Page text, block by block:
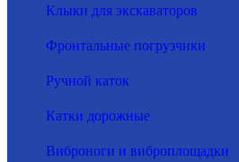
Клыки для экскаваторов
Фронтальные погрузчики
Ручной каток
Катки дорожные
Виброноги и виброплощадки